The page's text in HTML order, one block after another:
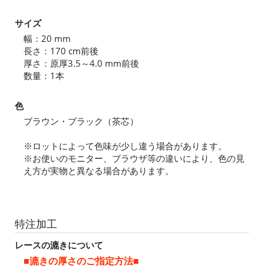
サイズ
幅：20 mm
長さ：170 cm前後
厚さ：原厚3.5～4.0 mm前後
数量：1本
色
ブラウン・ブラック（茶芯）
※ロットによって色味が少し違う場合があります。
※お使いのモニター、ブラウザ等の違いにより、色の見
え方が実物と異なる場合があります。
特注加工
レースの漉きについて
■漉きの厚さのご指定方法■